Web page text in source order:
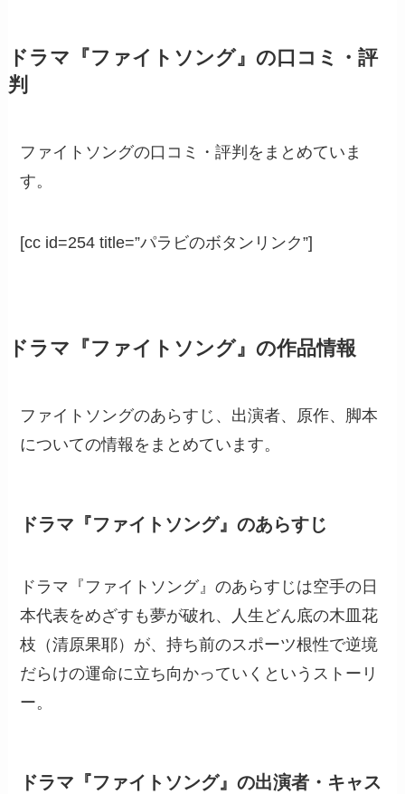
ドラマ『ファイトソング』の口コミ・評
判
ファイトソングの口コミ・評判をまとめていま
す。
[cc id=254 title=”パラビのボタンリンク”]
ドラマ『ファイトソング』の作品情報
ファイトソングのあらすじ、出演者、原作、脚本
についての情報をまとめています。
ドラマ『ファイトソング』のあらすじ
ドラマ『ファイトソング』のあらすじは空手の日
本代表をめざすも夢が破れ、人生どん底の木皿花
枝（清原果耶）が、持ち前のスポーツ根性で逆境
だらけの運命に立ち向かっていくというストーリ
ー。
ドラマ『ファイトソング』の出演者・キャス